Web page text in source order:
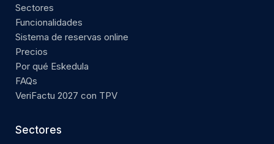
Sectores
Funcionalidades
Sistema de reservas online
Precios
Por qué Eskedula
FAQs
VeriFactu 2027 con TPV
Sectores